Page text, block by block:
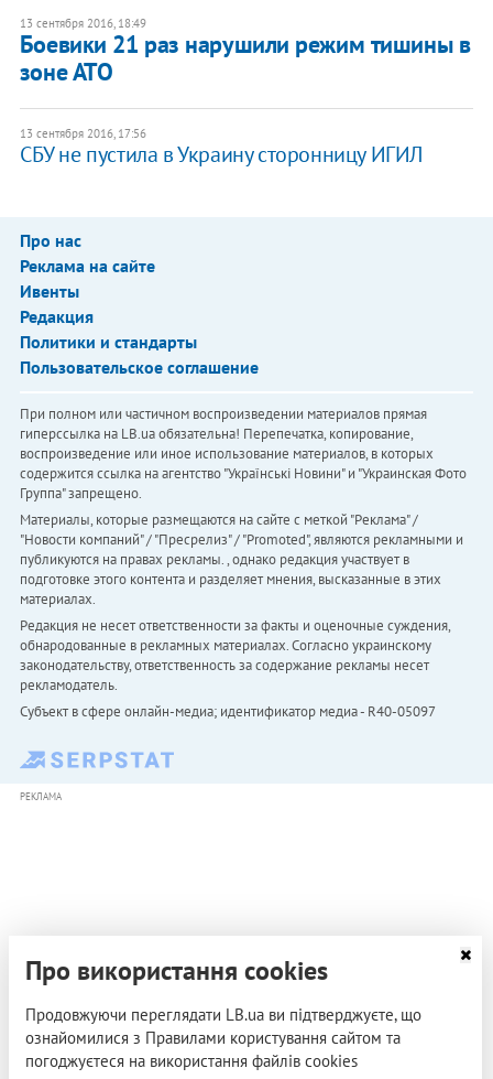
13 сентября 2016, 18:49
Боевики 21 раз нарушили режим тишины в
зоне АТО
13 сентября 2016, 17:56
СБУ не пустила в Украину сторонницу ИГИЛ
Про нас
Реклама на сайте
Ивенты
Редакция
Политики и стандарты
Пользовательское соглашение
При полном или частичном воспроизведении материалов прямая
гиперссылка на LB.ua обязательна! Перепечатка, копирование,
воспроизведение или иное использование материалов, в которых
содержится ссылка на агентство "Українськi Новини" и "Украинская Фото
Группа" запрещено.
Материалы, которые размещаются на сайте с меткой "Реклама" /
"Новости компаний" / "Пресрелиз" / "Promoted", являются рекламными и
публикуются на правах рекламы. , однако редакция участвует в
подготовке этого контента и разделяет мнения, высказанные в этих
материалах.
Редакция не несет ответственности за факты и оценочные суждения,
обнародованные в рекламных материалах. Согласно украинскому
законодательству, ответственность за содержание рекламы несет
рекламодатель.
Субъект в сфере онлайн-медиа; идентификатор медиа - R40-05097
РЕКЛАМА
Про використання cookies
Продовжуючи переглядати LB.ua ви підтверджуєте, що
ознайомилися з Правилами користування сайтом та
погоджуєтеся на використання файлів cookies